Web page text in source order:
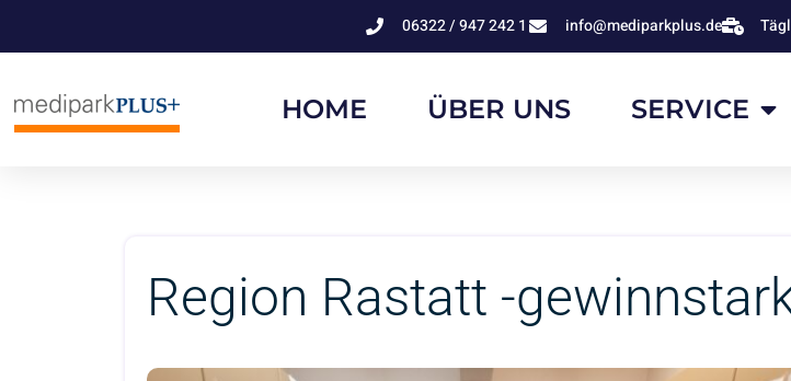
06322 / 947 242 1 info@mediparkplus.de
HOME ÜBER UNS SERVICE
Region Rastatt -